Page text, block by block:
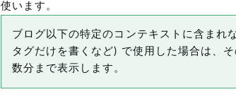
使います。
ブログ以下の特定のコンテキストに含まれ
タグだけを書くなど) で使用した場合は、
数分まで表示します。